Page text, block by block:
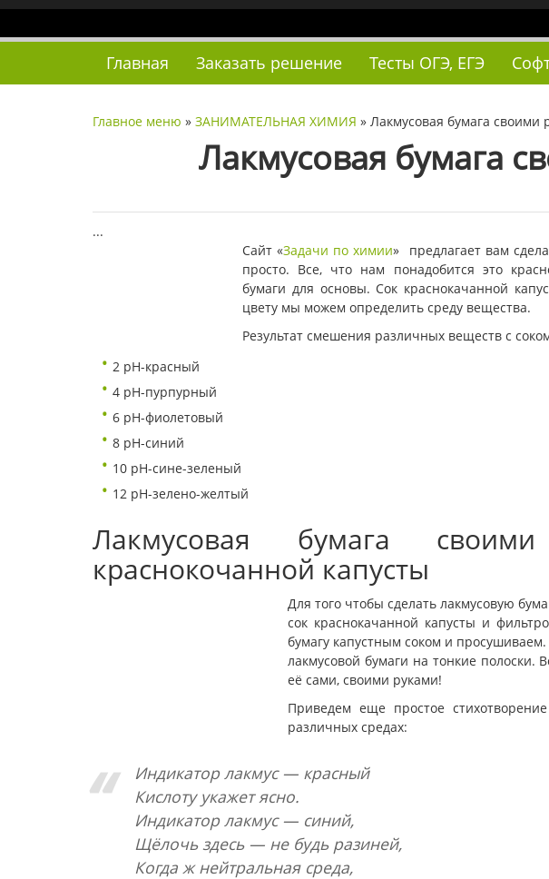
Наверх
Главная Заказать решение Тесты ОГЭ, ЕГЭ
Главное меню » ЗАНИМАТЕЛЬНАЯ ХИМИЯ » Лакмусовая бумага своими
Лакмусовая бумага
...
Сайт «Задачи по химии» предлагает вам
просто. Все, что нам понадобится это
бумаги для основы. Сок краснокачанной
цвету мы можем определить среду вещества.
Результат смешения различных веществ с
2 pH-красный
4 pH-пурпурный
6 pH-фиолетовый
8 pH-синий
10 pH-сине-зеленый
12 pH-зелено-желтый
Лакмусовая бумага
краснокочанной капусты
Для того чтобы сделать лакмусовую
сок краснокачанной капусты и
бумагу капустным соком и
лакмусовой бумаги на тонкие полоски.
её сами, своими руками!
Приведем еще простое
различных средах:
Индикатор лакмус — красный
Кислоту укажет ясно.
Индикатор лакмус — синий,
Щёлочь здесь — не будь разиней,
Когда ж нейтральная среда,